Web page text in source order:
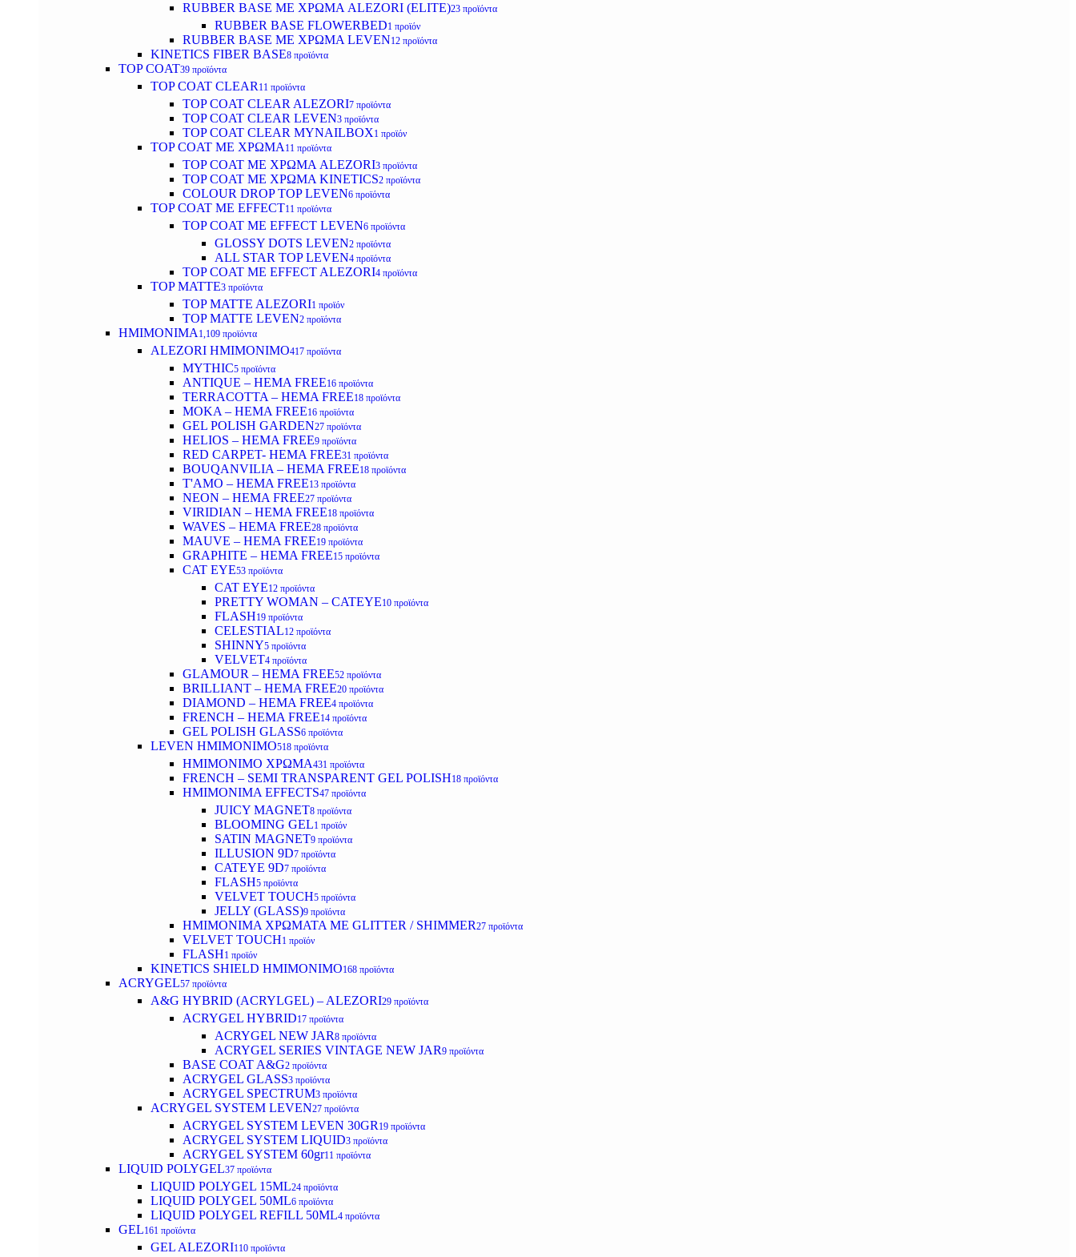
RUBBER BASE ΜΕ ΧΡΩΜΑ ALEZORI (ELITE)23 προϊόντα
RUBBER BASE FLOWERBED1 προϊόν
RUBBER BASE ΜΕ ΧΡΩΜΑ LEVEN12 προϊόντα
KINETICS FIBER BASE8 προϊόντα
TOP COAT39 προϊόντα
TOP COAT CLEAR 11 προϊόντα
TOP COAT CLEAR ALEZORI7 προϊόντα
TOP COAT CLEAR LEVEN3 προϊόντα
TOP COAT CLEAR MYNAILBOX1 προϊόν
TOP COAT ΜΕ ΧΡΩΜΑ 11 προϊόντα
TOP COAT ΜΕ ΧΡΩΜΑ ALEZORI3 προϊόντα
TOP COAT ΜΕ ΧΡΩΜΑ KINETICS2 προϊόντα
COLOUR DROP TOP LEVEN6 προϊόντα
TOP COAT ΜΕ EFFECT11 προϊόντα
TOP COAT ME EFFECT LEVEN6 προϊόντα
GLOSSY DOTS LEVEN2 προϊόντα
ALL STAR TOP LEVEN4 προϊόντα
TOP COAT ME EFFECT ALEZORI4 προϊόντα
TOP MATTE3 προϊόντα
TOP MATTE ALEZORI1 προϊόν
TOP MATTE LEVEN2 προϊόντα
ΗΜΙΜΟΝΙΜΑ 1,109 προϊόντα
ALEZORI ΗΜΙΜΟΝΙΜΟ417 προϊόντα
MYTHIC5 προϊόντα
ANTIQUE – HEMA FREE16 προϊόντα
TERRACOTTA – HEMA FREE18 προϊόντα
MOKA – HEMA FREE16 προϊόντα
GEL POLISH GARDEN27 προϊόντα
HELIOS – HEMA FREE9 προϊόντα
RED CARPET- HEMA FREE31 προϊόντα
BOUQANVILIA – HEMA FREE18 προϊόντα
T'AMO – HEMA FREE13 προϊόντα
NEON – HEMA FREE27 προϊόντα
VIRIDIAN – HEMA FREE18 προϊόντα
WAVES – HEMA FREE28 προϊόντα
MAUVE – HEMA FREE19 προϊόντα
GRAPHITE – HEMA FREE15 προϊόντα
CAT EYE53 προϊόντα
CAT EYE12 προϊόντα
PRETTY WOMAN – CATEYE10 προϊόντα
FLASH19 προϊόντα
CELESTIAL12 προϊόντα
SHINNY5 προϊόντα
VELVET4 προϊόντα
GLAMOUR – HEMA FREE52 προϊόντα
BRILLIANT – HEMA FREE20 προϊόντα
DIAMOND – HEMA FREE4 προϊόντα
FRENCH – HEMA FREE14 προϊόντα
GEL POLISH GLASS6 προϊόντα
LEVEN ΗΜΙΜΟΝΙΜΟ518 προϊόντα
ΗΜΙΜΟΝΙΜΟ ΧΡΩΜΑ431 προϊόντα
FRENCH – SEMI TRANSPARENT GEL POLISH18 προϊόντα
HMIMONIMA EFFECTS47 προϊόντα
JUICY MAGNET8 προϊόντα
BLOOMING GEL1 προϊόν
SATIN MAGNET9 προϊόντα
ILLUSION 9D7 προϊόντα
CATEYE 9D7 προϊόντα
FLASH5 προϊόντα
VELVET TOUCH5 προϊόντα
JELLY (GLASS)9 προϊόντα
ΗΜΙΜΟΝΙΜA ΧΡΩΜΑΤΑ ΜΕ GLITTER / SHIMMER27 προϊόντα
VELVET TOUCH1 προϊόν
FLASH1 προϊόν
KINETICS SHIELD ΗΜΙΜΟΝΙΜΟ168 προϊόντα
ACRYGEL57 προϊόντα
A&G HYBRID (ACRYLGEL) – ALEZORI29 προϊόντα
ACRYGEL HYBRID17 προϊόντα
ACRYGEL NEW JAR8 προϊόντα
ACRYGEL SERIES VINTAGE NEW JAR9 προϊόντα
BASE COAT A&G2 προϊόντα
ACRYGEL GLASS3 προϊόντα
ACRYGEL SPECTRUM3 προϊόντα
ACRYGEL SYSTEM LEVEN27 προϊόντα
ACRYGEL SYSTEM LEVEN 30GR 19 προϊόντα
ACRYGEL SYSTEM LIQUID3 προϊόντα
ACRYGEL SYSTEM 60gr11 προϊόντα
LIQUID POLYGEL37 προϊόντα
LIQUID POLYGEL 15ML24 προϊόντα
LIQUID POLYGEL 50ML6 προϊόντα
LIQUID POLYGEL REFILL 50ML4 προϊόντα
GEL161 προϊόντα
GEL ALEZORI110 προϊόντα